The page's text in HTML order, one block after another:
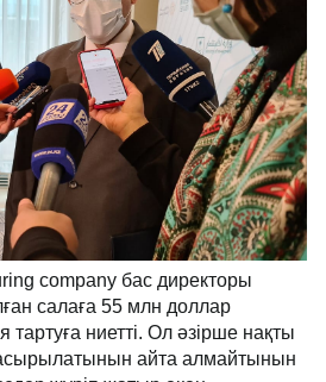
company бас директоры
салаға 55 млн доллар
тартуға ниетті. Ол әзірше нақты
айта алмайтынын